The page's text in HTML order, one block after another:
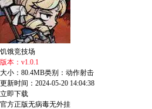
饥饿竞技场
版本：v1.0.1
大小：80.4MB类别：动作射击
更新时间：2024-05-20 14:04:38
立即下载
官方正版无病毒无外挂